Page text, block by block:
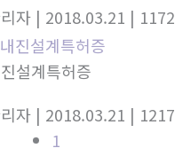
자 | 2018.03.21 | 1172
설계특허증
자 | 2018.03.21 | 1217
1